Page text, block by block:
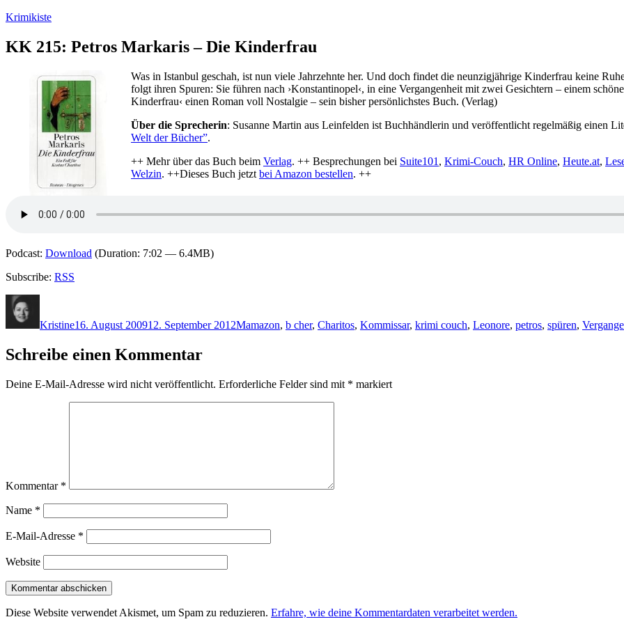
Zum
springen
Krimikiste
KK 215: Petros Markaris – Die Kinderfrau
Was in Istanbul geschah, ist nun viele Jahrzehnte her. Und doch findet die neunzigjährige Kinderfrau keine
folgt ihren Spuren: Sie führen nach ›Konstantinopel‹, in eine Vergangenheit mit zwei Gesichtern – einem
Kinderfrau‹ einen Roman voll Nostalgie – sein bisher persönlichstes Buch. (Verlag)
Über die Sprecherin: Susanne Martin aus Leinfelden ist Buchhändlerin und veröffentlicht regelmäßig einen
Welt der Bücher”.
++ Mehr über das Buch beim Verlag. ++ Besprechungen bei Suite101 , Krimi-Couch, HR Online, Heute.at,
Welzin. ++Dieses Buch jetzt bei Amazon bestellen. ++
Podcast: Download (Duration: 7:02 — 6.4MB)
Subscribe: RSS
Kristine16. August 200912. September 2012Mamazon, b cher, Charitos, Kommissar, krimi couch, Leonore, petros, spüren,
Schreibe einen Kommentar
Deine E-Mail-Adresse wird nicht veröffentlicht. Erforderliche Felder sind mit * markiert
Kommentar *
Name *
E-Mail-Adresse *
Website
Diese Website verwendet Akismet, um Spam zu reduzieren. Erfahre, wie deine Kommentardaten verarbeitet werden.